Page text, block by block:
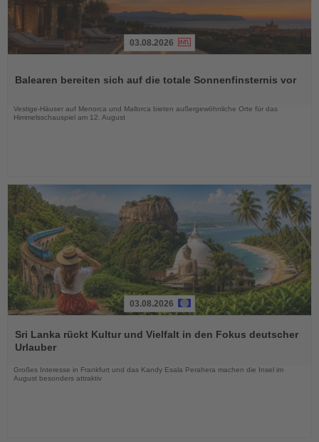
die
03.08.2026
Balearen bereiten sich auf die totale Sonnenfinsternis vor
Vestige-Häuser auf Menorca und Mallorca bieten außergewöhnliche Orte für das
Himmelsschauspiel am 12. August
Sie
die
03.08.2026
Sri Lanka rückt Kultur und Vielfalt in den Fokus deutscher
Urlauber
Großes Interesse in Frankfurt und das Kandy Esala Perahera machen die Insel im
August besonders attraktiv